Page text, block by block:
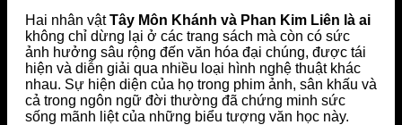
Hai nhân vậtTây Môn Khánh và Phan Kim Liên là ai
không chỉ dừng lại ở các trang sách mà còn có sức
ảnh hưởng sâu rộng đến văn hóa đại chúng, được tái
hiện và diễn giải qua nhiều loại hình nghệ thuật khác
nhau. Sự hiện diện của họ trong phim ảnh, sân khấu và
cả trong ngôn ngữ đời thường đã chứng minh sức
sống mãnh liệt của những biểu tượng văn học này.